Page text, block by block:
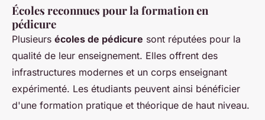
Écoles reconnues pour la formation en
pédicure
Plusieurs écoles de pédicure sont réputées pour la
qualité de leur enseignement. Elles offrent des
infrastructures modernes et un corps enseignant
expérimenté. Les étudiants peuvent ainsi bénéficier
d'une formation pratique et théorique de haut niveau.